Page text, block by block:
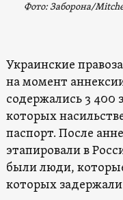
Фото: Заборона/
Украинские
на момент
содержались 3 400
которых
паспорт. После
этапировали в
были люди,
которых задержали